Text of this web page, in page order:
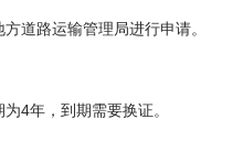
路运输管理局进行申请。
4年，到期需要换证。